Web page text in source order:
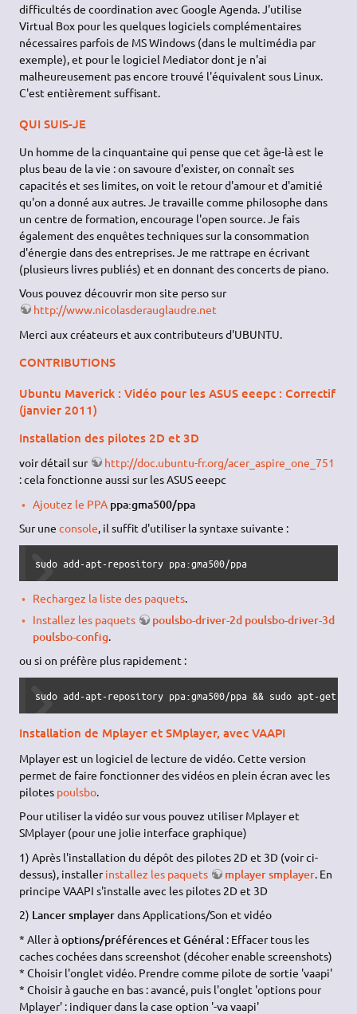
difficultés de coordination avec Google Agenda. J'utilise
Virtual Box pour les quelques logiciels complémentaires
nécessaires parfois de MS Windows (dans le multimédia par
exemple), et pour le logiciel Mediator dont je n'ai
malheureusement pas encore trouvé l'équivalent sous Linux.
C'est entièrement suffisant.
QUI SUIS-JE
Un homme de la cinquantaine qui pense que cet âge-là est le
plus beau de la vie : on savoure d'exister, on connaît ses
capacités et ses limites, on voit le retour d'amour et d'amitié
qu'on a donné aux autres. Je travaille comme philosophe dans
un centre de formation, encourage l'open source. Je fais
également des enquêtes techniques sur la consommation
d'énergie dans des entreprises. Je me rattrape en écrivant
(plusieurs livres publiés) et en donnant des concerts de piano.
Vous pouvez découvrir mon site perso sur
http://www.nicolasderauglaudre.net
Merci aux créateurs et aux contributeurs d'UBUNTU.
CONTRIBUTIONS
Ubuntu Maverick : Vidéo pour les ASUS eeepc : Correctif
(janvier 2011)
Installation des pilotes 2D et 3D
voir détail sur
http://doc.ubuntu-fr.org/acer_aspire_one_751
: cela fonctionne aussi sur les ASUS eeepc
Ajoutez le PPA ppa:gma500/ppa
Sur uneconsole, il suffit d'utiliser la syntaxe suivante :
sudo add-apt-repository ppa:gma500/ppa
Rechargez la liste des paquets.
Installez les paquets
poulsbo-driver-2d poulsbo-driver-3d
poulsbo-config.
ou si on préfère plus rapidement :
sudo add-apt-repository ppa:gma500/ppa && sudo apt-
Installation de Mplayer et SMplayer, avec VAAPI
Mplayer est un logiciel de lecture de vidéo. Cette version
permet de faire fonctionner des vidéos en plein écran avec les
pilotes poulsbo
Pour utiliser la vidéo sur vous pouvez utiliser Mplayer et
SMplayer (pour une jolie interface graphique)
1) Après l'installation du dépôt des pilotes 2D et 3D (voir ci-
dessus), installerinstallez les paquets mplayer smplayer. En
principe VAAPI s'installe avec les pilotes 2D et 3D
2) Lancer smplayerdans Applications/Son et vidéo
* Aller àoptions/préférences et Général : Effacer tous les
caches cochées dans screenshot (décoher enable screenshots)
* Choisir l'onglet vidéo. Prendre comme pilote de sortie 'vaapi'
* Choisir à gauche en bas : avancé, puis l'onglet 'options pour
Mplayer' : indiquer dans la case option '-va vaapi'